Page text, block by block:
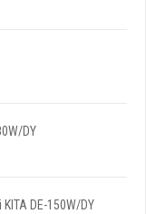
DY
DE-150W/DY